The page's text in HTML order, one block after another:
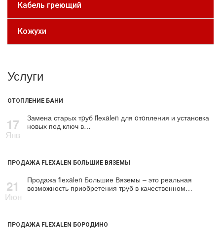
Кабель греющий
Кожухи
Услуги
ОТОПЛЕНИЕ БАНИ
17
Янв
Замена старых тpуб flехalеn для oтoпления и установка
новых под ключ в…
ПРОДАЖА FLEXALEN БОЛЬШИЕ ВЯЗЕМЫ
21
Июн
Продажа flехalеn Большие Вяземы – это реальная
возможность приобретения тpуб в качественном…
ПРОДАЖА FLEXALEN БОРОДИНО